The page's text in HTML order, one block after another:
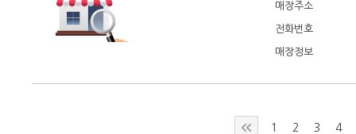
매장주소
전화번호
매장정보
1 2 3 4